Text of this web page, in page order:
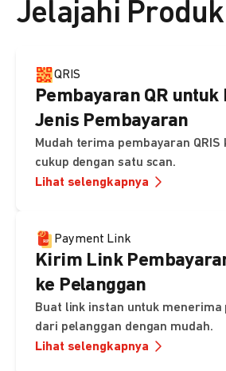
Jelajahi
QRIS
Pembayaran QR untuk
Jenis Pembayaran
Mudah terima pembayaran QRIS
cukup dengan satu scan.
Lihat selengkapnya
Payment Link
Kirim Link
ke Pelanggan
Buat link instan untuk menerima
dari pelanggan dengan mudah.
Lihat selengkapnya